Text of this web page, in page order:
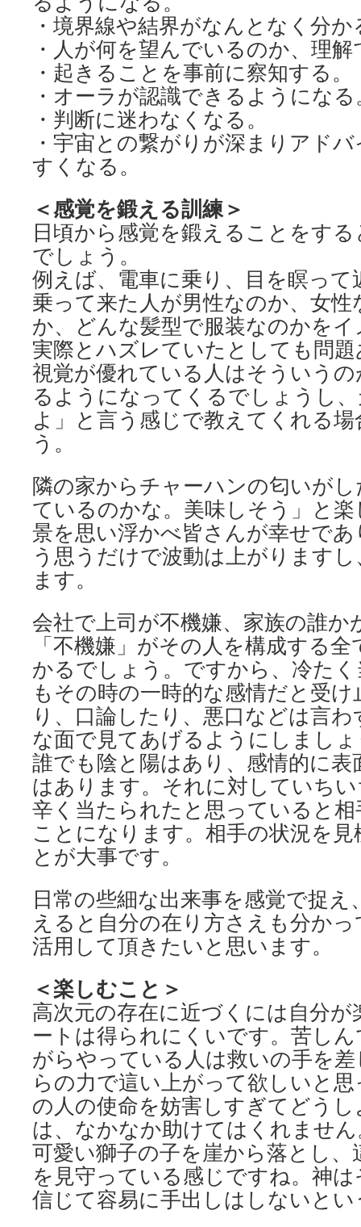
・境界線や結界がなんとなく分
・人が何を望んでいるのか、理
・起きることを事前に察知する。
・オーラが認識できるようになる
・判断に迷わなくなる。
・宇宙との繋がりが深まりアド
すくなる。
＜感覚を鍛える訓練＞
日頃から感覚を鍛えることをす
でしょう。
例えば、電車に乗り、目を瞑っ
乗って来た人が男性なのか、女
か、どんな髪型で服装なのかを
実際とハズレていたとしても問
視覚が優れている人はそういう
るようになってくるでしょうし
よ」と言う感じで教えてくれる
う。
隣の家からチャーハンの匂いが
ているのかな。美味しそう」と
景を思い浮かべ皆さんが幸せで
う思うだけで波動は上がります
ます。
会社で上司が不機嫌、家族の誰か
「不機嫌」がその人を構成する
かるでしょう。ですから、冷た
もその時の一時的な感情だと受
り、口論したり、悪口などは言
な面で見てあげるようにしまし
誰でも陰と陽はあり、感情的に
はあります。それに対していち
辛く当たられたと思っていると
ことになります。相手の状況を
とが大事です。
日常の些細な出来事を感覚で捉
えると自分の在り方さえも分か
活用して頂きたいと思います。
＜楽しむこと＞
高次元の存在に近づくには自分
ートは得られにくいです。苦し
がらやっている人は救いの手を
らの力で這い上がって欲しいと
の人の使命を妨害しすぎてどう
は、なかなか助けてはくれませ
可愛い獅子の子を崖から落とし
を見守っている感じですね。神
信じて容易に手出しはしないと